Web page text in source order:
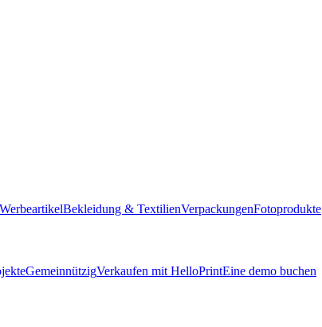
WerbeartikelBekleidung & TextilienVerpackungenFotoprodukte
GemeinnützigVerkaufen mit HelloPrintEine demo buchen